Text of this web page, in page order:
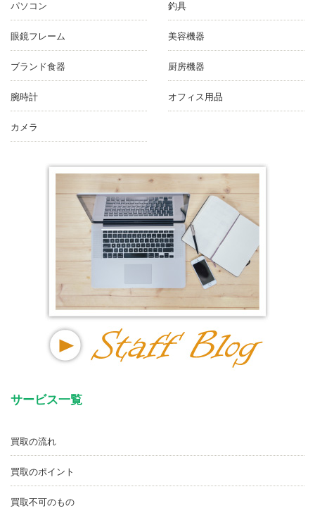
パソコン
眼鏡フレーム
ブランド食器
腕時計
カメラ
釣具
美容機器
厨房機器
オフィス用品
サービス一覧
買取の流れ
買取のポイント
買取不可のもの